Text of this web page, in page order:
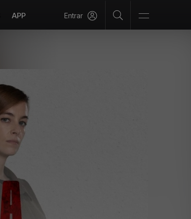
APP Entrar